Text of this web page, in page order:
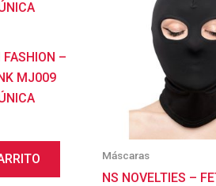
FASHION –
MJ009
Máscaras
NS NOVELTIES –